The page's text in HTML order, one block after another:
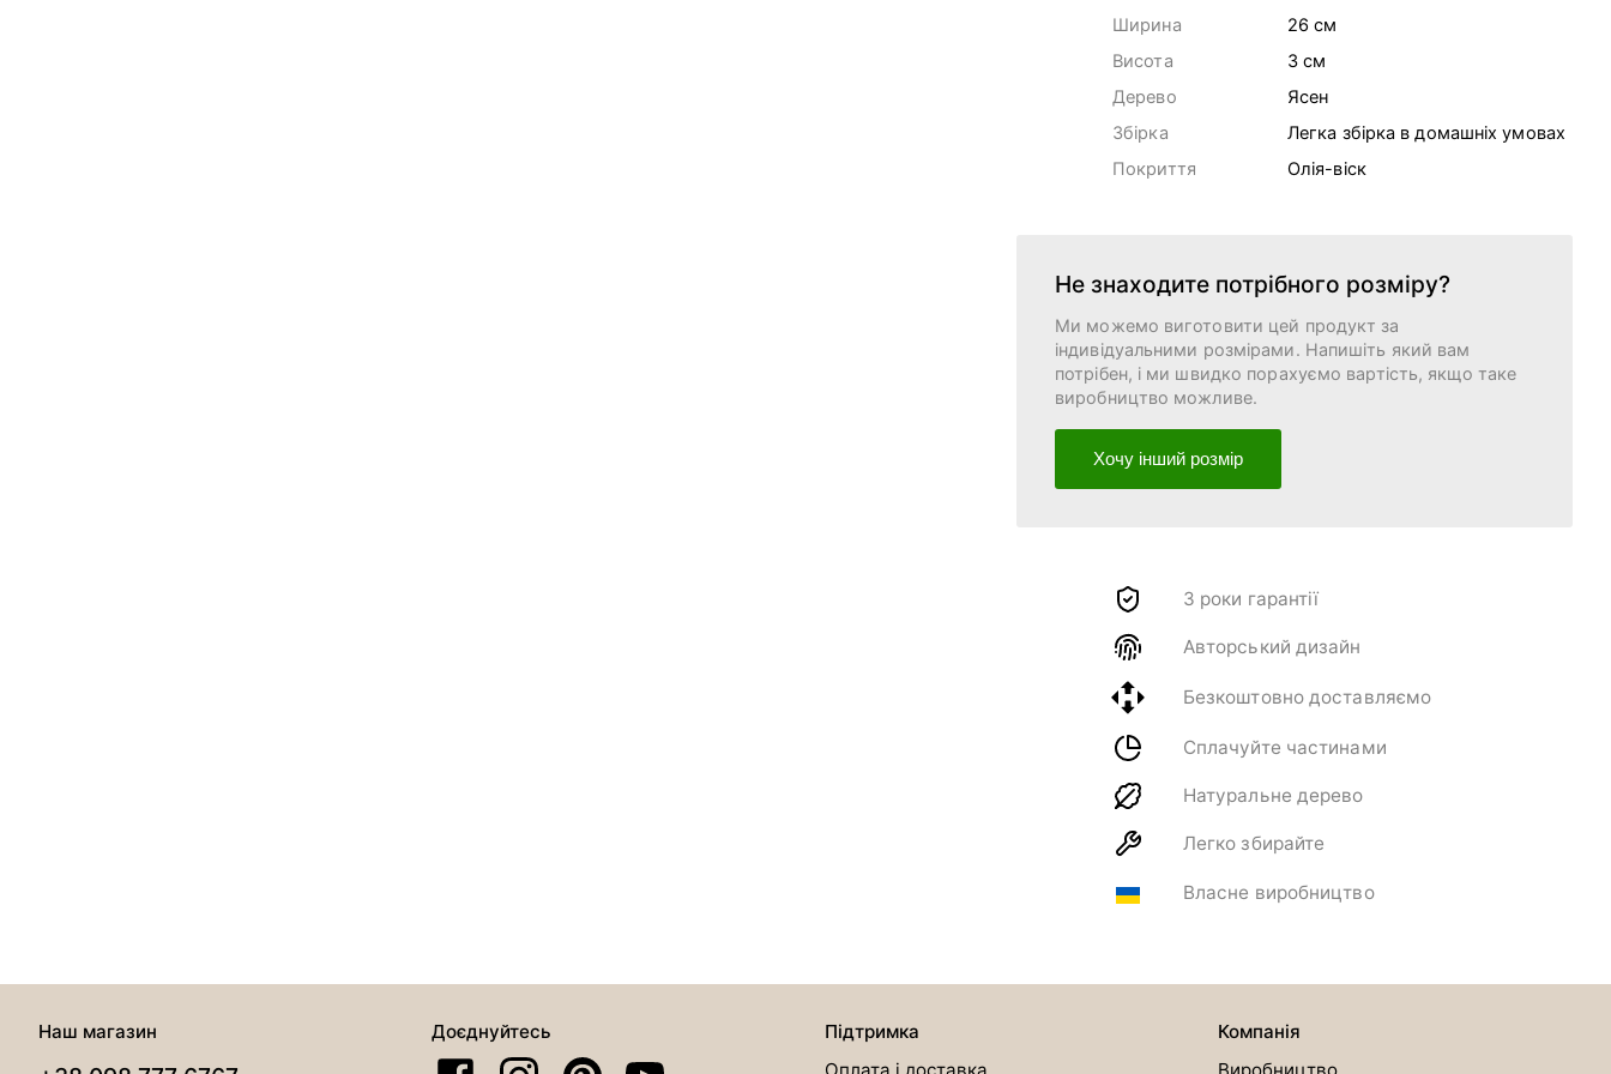
Ширина
26 cм
Висота
3 cм
Дерево
Ясен
Збірка
Легка збірка в домашніх умовах
Покриття
Олія-віск
Не знаходите потрібного розміру?
Ми можемо виготовити цей продукт за
індивідуальними розмірами. Напишіть який вам
потрібен, і ми швидко порахуємо вартість, якщо таке
виробництво можливе.
Хочу інший розмір
3 роки гарантії
Авторський дизайн
Безкоштовно доставляємо
Сплачуйте частинами
Натуральне дерево
Легко збирайте
Власне виробництво
Наш магазин Доєднуйтесь
Підтримка
Оплата і доставка
Компанія
Виробництво